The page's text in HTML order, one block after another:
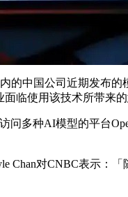
的中国公司近期发布
面临使用该技术所带来的
问多种AI模型的平台
Chan对CNBC表示：